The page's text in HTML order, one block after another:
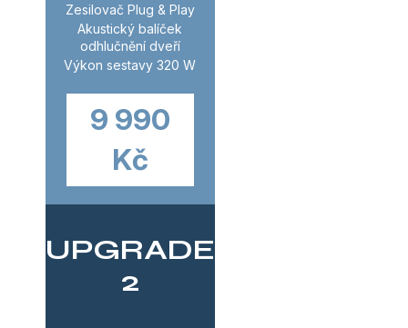
V
Ý
Zesilovač Plug & Play
Akustický balíček
odhlučnění dveří
Výkon sestavy 320 W
9 990
Kč
UPGRADE
2